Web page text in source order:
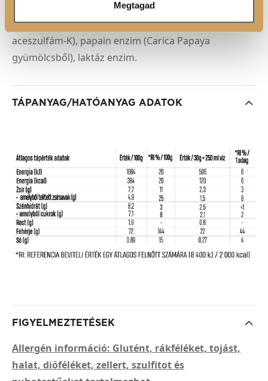
Megtagad
sűrítőanyagok (xantángumi, karragén), eperpor,
étkezési (Himalája) só, édesítőszerek (szukralóz,
aceszulfám-K), papain enzim (Carica Papaya
gyümölcsből), laktáz enzim.
TÁPANYAG/HATÓANYAG ADATOK
FIGYELMEZTETÉSEK
Allergén információ: Glutént, rákféléket, tojást,
halat, dióféléket, zellert, szulfitot és